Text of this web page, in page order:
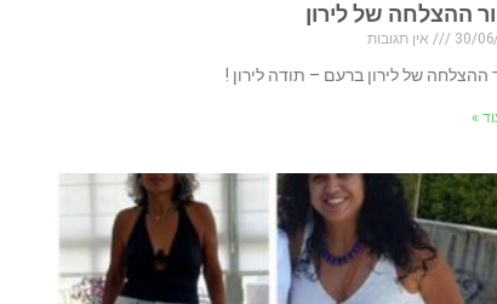
ההצלחה של לירון
30/
אין תגובות
ההצלחה של לירון ברעם – תודה לירון !
»